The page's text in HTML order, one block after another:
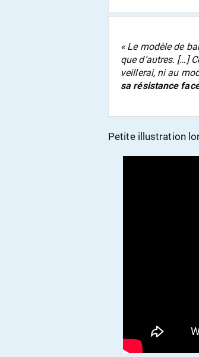
«Le modèle de
que d’autres. […]
veillerai, ni au
sa résistance
Petite illustration